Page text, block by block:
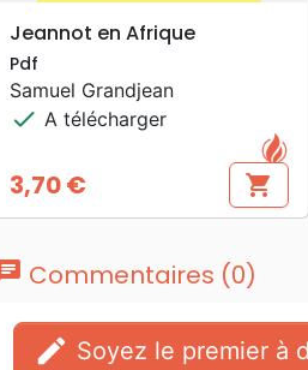
APERÇU RAPIDE
Jeannot en Afrique
Pdf
Samuel Grandjean
check A télécharger
Prix
3,70 € shopping_cart
chat Commentaires (0)
edit Soyez le premier à